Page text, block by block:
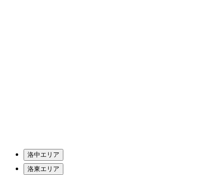
洛中エリア
洛東エリア